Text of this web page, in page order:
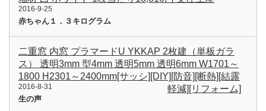
2016-9-25
赤ちゃん１．３キログラム
二重窓 内窓 プラマードU YKKAP 2枚建（単板ガラ
ス） 透明3mm 型4mm 透明5mm 透明6mm W1701～
1800 H2301～2400mm[サッシ][DIY][防音][断熱][結露
軽減][リフォーム]
2016-8-31
生の声